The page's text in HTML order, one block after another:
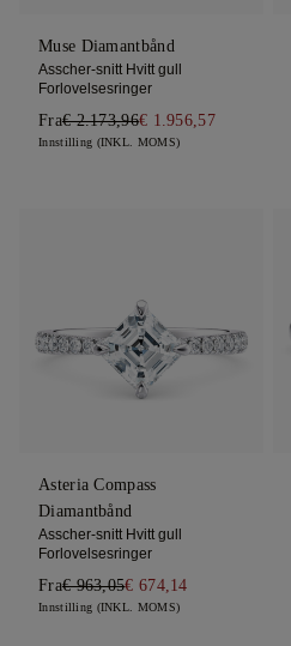
Muse Diamantbånd
Asscher-snitt Hvitt gull
Forlovelsesringer
Fra€ 2.173,96€ 1.956,57
Innstilling (INKL. MOMS)
Asteria Compass
Diamantbånd
Asscher-snitt Hvitt gull
Forlovelsesringer
Fra€ 963,05€ 674,14
Innstilling (INKL. MOMS)